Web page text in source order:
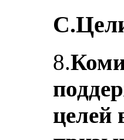
8.
целей